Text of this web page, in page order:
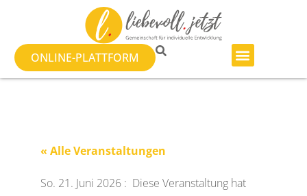
ONLINE-PLATTFORM
« Alle Veranstaltungen
So. 21. Juni 2026 : Diese Veranstaltung hat